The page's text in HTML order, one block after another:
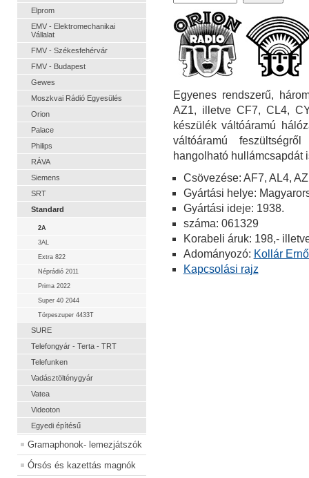
Elprom
EMV - Elektromechanikai
Vállalat
FMV - Székesfehérvár
FMV - Budapest
Gewes
Moszkvai Rádió Egyesülés
Orion
Palace
Philips
RÁVA
Siemens
SRT
Standard
2A
3AL
Extra 822
Néprádió 2011
Prima 2022
Super 40 2044
Törpeszuper 4433T
SURE
Telefongyár - Terta - TRT
Telefunken
Vadásztölténygyár
Vatea
Videoton
Egyedi építésű
Gramaphonok- lemezjátszók
Órsós és kazettás magnók
Egyenes rendszerű,
AZ1, illetve CF7, CL4,
készülék váltóáramú
váltóáramú
hangolható hullámcsapdát
Csövezése: AF7, AL4,
Gyártási helye:
Gyártási ideje: 1938.
száma: 061329
Korabeli áruk: 198,-
Adományozó: Kollár
Kapcsolási rajz